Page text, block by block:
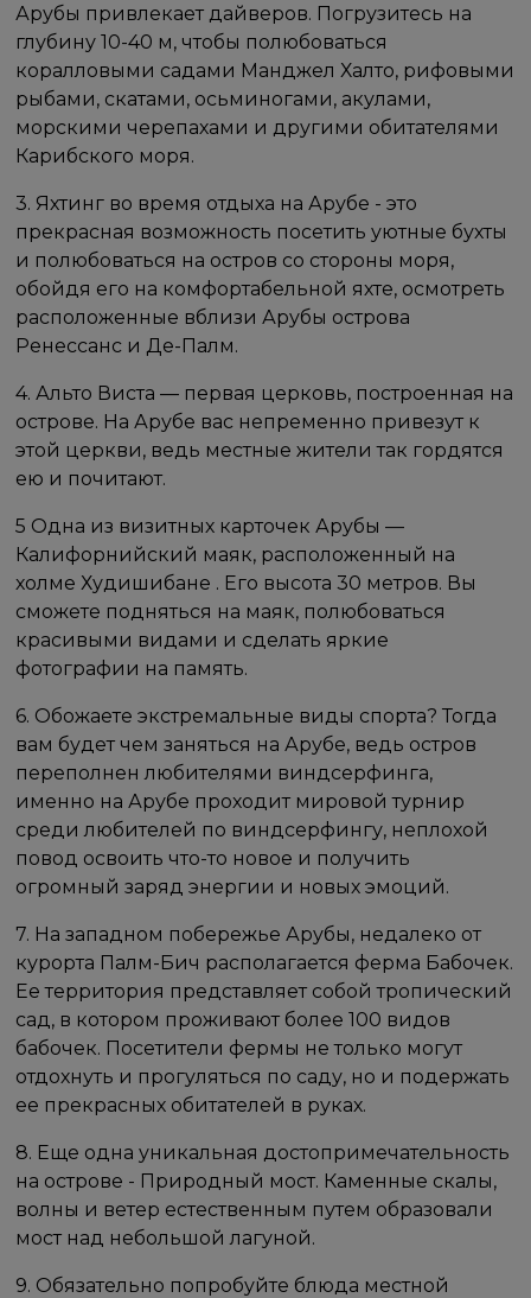
Арубы привлекает дайверов. Погрузитесь на
глубину 10-40 м, чтобы полюбоваться
коралловыми садами Манджел Халто, рифовыми
рыбами, скатами, осьминогами, акулами,
морскими черепахами и другими обитателями
Карибского моря.
3. Яхтинг во время отдыха на Арубе - это
прекрасная возможность посетить уютные бухты
и полюбоваться на остров со стороны моря,
обойдя его на комфортабельной яхте, осмотреть
расположенные вблизи Арубы острова
Ренессанс и Де-Палм.
4. Альто Виста — первая церковь, построенная на
острове. На Арубе вас непременно привезут к
этой церкви, ведь местные жители так гордятся
ею и почитают.
5 Одна из визитных карточек Арубы —
Калифорнийский маяк, расположенный на
холме Худишибане . Его высота 30 метров. Вы
сможете подняться на маяк, полюбоваться
красивыми видами и сделать яркие
фотографии на память.
6. Обожаете экстремальные виды спорта? Тогда
вам будет чем заняться на Арубе, ведь остров
переполнен любителями виндсерфинга,
именно на Арубе проходит мировой турнир
среди любителей по виндсерфингу, неплохой
повод освоить что-то новое и получить
огромный заряд энергии и новых эмоций.
7. На западном побережье Арубы, недалеко от
курорта Палм-Бич располагается ферма Бабочек.
Ее территория представляет собой тропический
сад, в котором проживают более 100 видов
бабочек. Посетители фермы не только могут
отдохнуть и прогуляться по саду, но и подержать
ее прекрасных обитателей в руках.
8. Еще одна уникальная достопримечательность
на острове - Природный мост. Каменные скалы,
волны и ветер естественным путем образовали
мост над небольшой лагуной.
9. Обязательно попробуйте блюда местной